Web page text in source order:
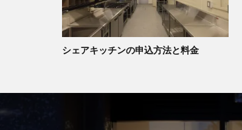
シェアキッチンの申込方法と料金